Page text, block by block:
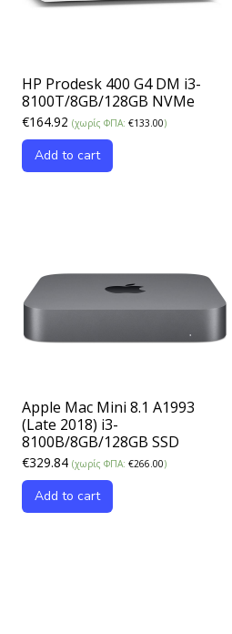
HP Prodesk 400 G4 DM i3-
8100T/8GB/128GB NVMe
€164.92 (χωρίς ΦΠΑ:€133.00)
Add to cart
Apple Mac Mini 8.1 A1993
(Late 2018) i3-
8100B/8GB/128GB SSD
€329.84 (χωρίς ΦΠΑ:€266.00)
Add to cart